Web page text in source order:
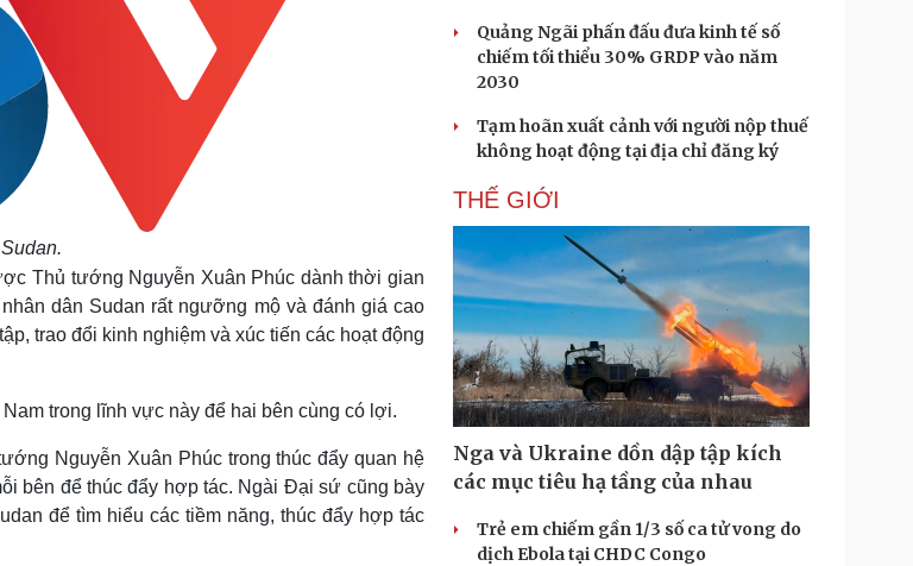
Hạt giống tâm hồn
Thủ tướng Nguyễn Xuân Phúc dành thời gian
dân Sudan rất ngưỡng mộ và đánh giá cao
trao đổi kinh nghiệm và xúc tiến các hoạt động
trong lĩnh vực này để hai bên cùng có lợi.
Nguyễn Xuân Phúc trong thúc đẩy quan hệ
bên để thúc đẩy hợp tác. Ngài Đại sứ cũng bày
để tìm hiểu các tiềm năng, thúc đẩy hợp tác
Quảng Ngãi phấn đấu đưa kinh tế số
chiếm tối thiểu 30% GRDP vào năm
2030
Tạm hoãn xuất cảnh với người nộp thuế
không hoạt động tại địa chỉ đăng ký
THẾ GIỚI
Nga và Ukraine dồn dập tập kích
các mục tiêu hạ tầng của nhau
Trẻ em chiếm gần 1/3 số ca tử vong do
dịch Ebola tại CHDC Congo